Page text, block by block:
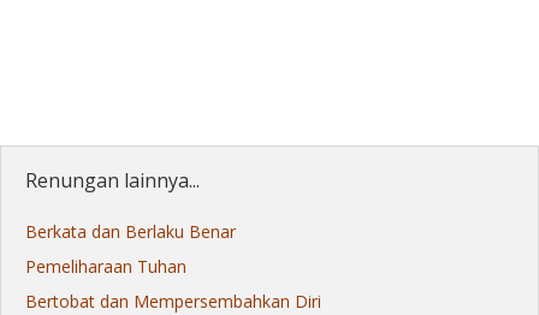
Renungan lainnya...
Berkata dan Berlaku Benar
Pemeliharaan Tuhan
Bertobat dan Mempersembahkan Diri